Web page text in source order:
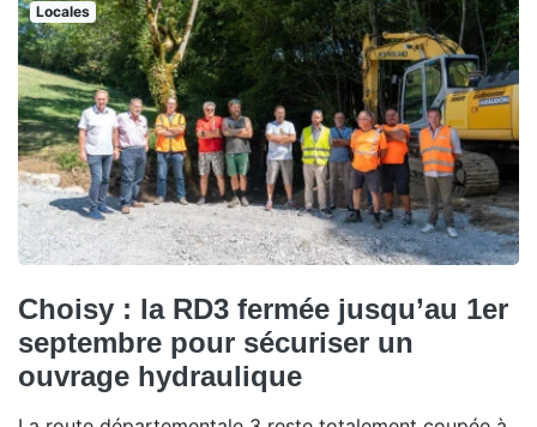
Locales
Choisy : la RD3 fermée jusqu’au 1er
septembre pour sécuriser un
ouvrage hydraulique